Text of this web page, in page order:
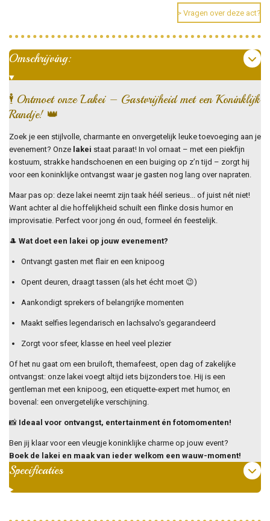
> Vragen over deze act?
Omschrijving:
🕴️ Ontmoet onze Lakei – Gastvrijheid met een Koninklijk
Randje! 👑
Zoek je een stijlvolle, charmante en onvergetelijk leuke toevoeging aan je
evenement? Onze lakei staat paraat! In vol ornaat – met een piekfijn
kostuum, strakke handschoenen en een buiging op z’n tijd – zorgt hij
voor een koninklijke ontvangst waar je gasten nog lang over napraten.
Maar pas op: deze lakei neemt zijn taak héél serieus... of juist nét niet!
Want achter al die hoffelijkheid schuilt een flinke dosis humor en
improvisatie. Perfect voor jong én oud, formeel én feestelijk.
🎩 Wat doet een lakei op jouw evenement?
Ontvangt gasten met flair en een knipoog
Opent deuren, draagt tassen (als het écht moet 😉)
Aankondigt sprekers of belangrijke momenten
Maakt selfies legendarisch en lachsalvo's gegarandeerd
Zorgt voor sfeer, klasse en heel veel plezier
Of het nu gaat om een bruiloft, themafeest, open dag of zakelijke
ontvangst: onze lakei voegt altijd iets bijzonders toe. Hij is een
gentleman met een knipoog, een etiquette-expert met humor, en
bovenal: een onvergetelijke verschijning.
📸 Ideaal voor ontvangst, entertainment én fotomomenten!
Ben jij klaar voor een vleugje koninklijke charme op jouw event?
Boek de lakei en maak van ieder welkom een wauw-moment!
Specificaties